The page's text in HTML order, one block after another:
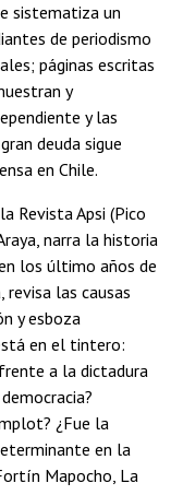
sistematiza un
de periodismo
páginas escritas
y
y las
deuda sigue
en Chile.
Revista Apsi (Pico
narra la historia
los último años de
revisa las causas
y esboza
en el tintero:
a la dictadura
¿Fue la
en la
Mapocho, La